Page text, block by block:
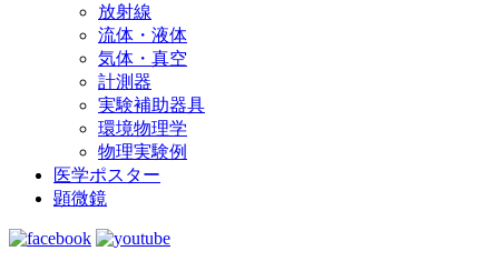
放射線
流体・液体
気体・真空
計測器
実験補助器具
環境物理学
物理実験例
医学ポスター
顕微鏡